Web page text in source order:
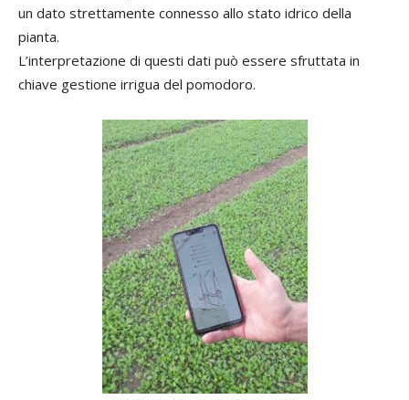
un dato strettamente connesso allo stato idrico della
pianta.
L’interpretazione di questi dati può essere sfruttata in
chiave gestione irrigua del pomodoro.